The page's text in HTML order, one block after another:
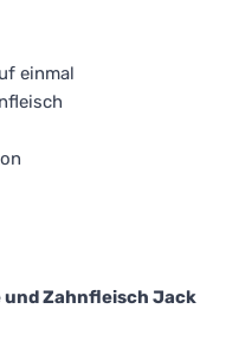
einmal
Zahnfleisch Jack